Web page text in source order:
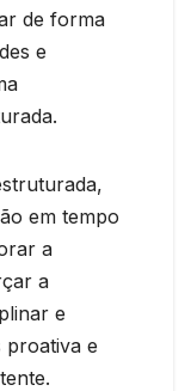
de forma
e
em tempo
a
a
e
proativa e